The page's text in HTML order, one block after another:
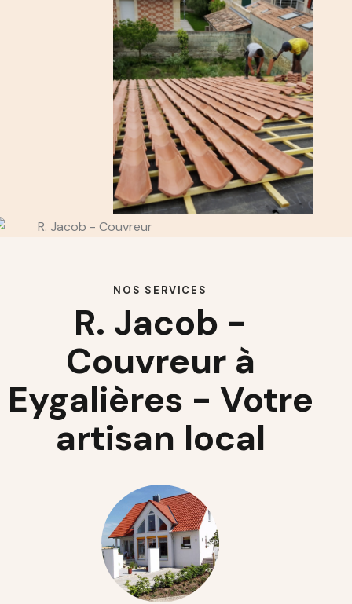
NOS SERVICES
R. Jacob -
Couvreur à
Eygalières - Votre
artisan local